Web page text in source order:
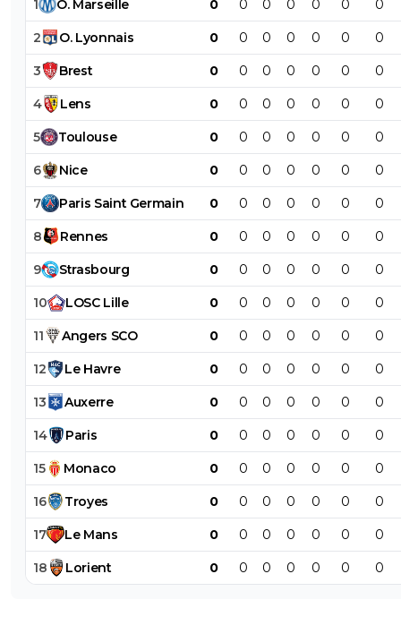
1 O. Marseille 0 0 0 0 0 0 0
2 O. Lyonnais 0 0 0 0 0 0 0
3 Brest 0 0 0 0 0 0 0
4 Lens 0 0 0 0 0 0 0
5 Toulouse 0 0 0 0 0 0 0
6 Nice 0 0 0 0 0 0 0
7 Paris Saint Germain 0 0 0 0 0 0 0
8 Rennes 0 0 0 0 0 0 0
9 Strasbourg 0 0 0 0 0 0 0
10 LOSC Lille 0 0 0 0 0 0 0
11 Angers SCO 0 0 0 0 0 0 0
12 Le Havre 0 0 0 0 0 0 0
13 Auxerre 0 0 0 0 0 0 0
14 Paris 0 0 0 0 0 0 0
15 Monaco 0 0 0 0 0 0 0
16 Troyes 0 0 0 0 0 0 0
17 Le Mans 0 0 0 0 0 0 0
18 Lorient 0 0 0 0 0 0 0